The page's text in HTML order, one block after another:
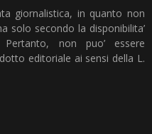
giornalistica, in quanto non
solo secondo la disponibilita’
non puo’ essere
editoriale ai sensi della L.